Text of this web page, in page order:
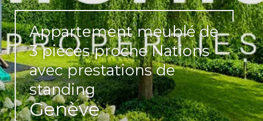
Appartement meublé de
3 pièces proche Nations
avec prestations de
standing
Genève